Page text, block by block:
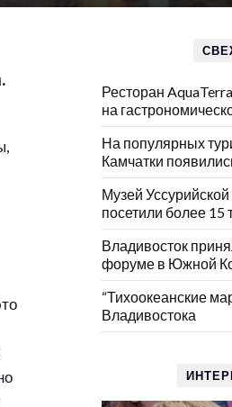
Ресторан
на
На популярных
Камчатки
Музей
посетили более 15
Владивосток
форуме в Южной
“Тихоокеанские
Владивостока